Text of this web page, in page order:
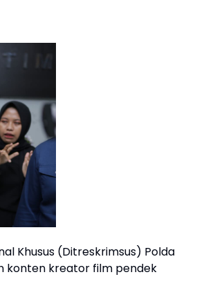
Khusus (Ditreskrimsus) Polda
konten kreator film pendek